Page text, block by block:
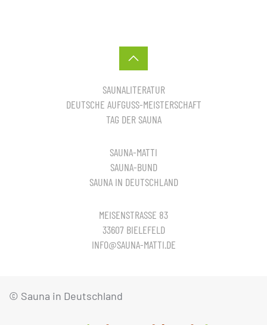
SAUNALITERATUR
DEUTSCHE AUFGUSS-MEISTERSCHAFT
TAG DER SAUNA
SAUNA-MATTI
SAUNA-BUND
SAUNA IN DEUTSCHLAND
MEISENSTRASSE 83
33607 BIELEFELD
INFO@SAUNA-MATTI.DE
© Sauna in Deutschland